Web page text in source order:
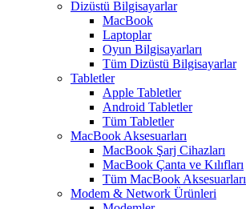
Dizüstü Bilgisayarlar
MacBook
Laptoplar
Oyun Bilgisayarları
Tüm Dizüstü Bilgisayarlar
Tabletler
Apple Tabletler
Android Tabletler
Tüm Tabletler
MacBook Aksesuarları
MacBook Şarj Cihazları
MacBook Çanta ve Kılıfları
Tüm MacBook Aksesuarları
Modem & Network Ürünleri